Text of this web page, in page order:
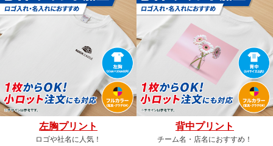
左胸プリント
ロゴや社名に人気！
背中プリント
チーム名・店名におすすめ！